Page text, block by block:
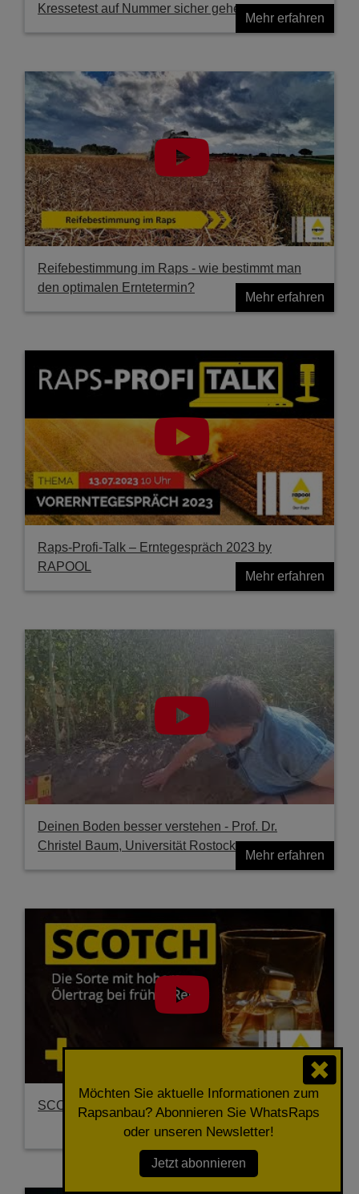
Kressetest auf Nummer sicher gehen
Mehr erfahren
Reifebestimmung im Raps - wie bestimmt man
den optimalen Erntetermin?
Mehr erfahren
Raps-Profi-Talk – Erntegespräch 2023 by
RAPOOL
Mehr erfahren
Deinen Boden besser verstehen - Prof. Dr.
Christel Baum, Universität Rostock
Mehr erfahren
SCOTCH - Abgerundet im Profil
Mehr erfahren
Möchten Sie aktuelle Informationen zum
Rapsanbau? Abonnieren Sie WhatsRaps
oder unseren Newsletter!
Jetzt abonnieren